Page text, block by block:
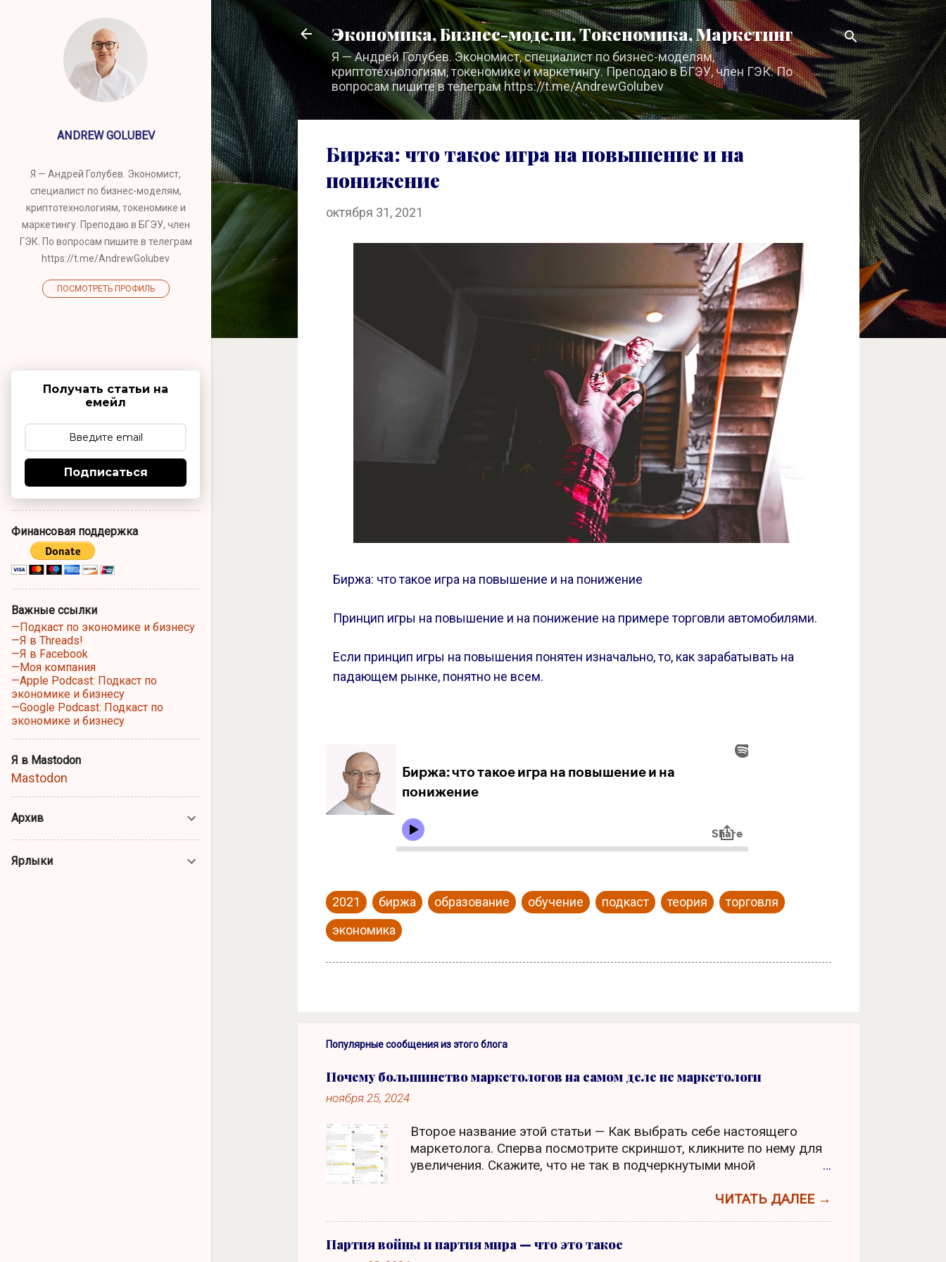
К основному контенту
Экономика, Бизнес-модели, Токеномика, Маркетинг
Я — Андрей Голубев. Экономист, специалист по бизнес-моделям,
криптотехнологиям, токеномике и маркетингу. Преподаю в БГЭУ, член ГЭК. По
вопросам пишите в телеграм https://t.me/AndrewGolubev
Биржа: что такое игра на повышение и на
понижение
октября 31, 2021
Биржа: что такое игра на повышение и на понижение
Принцип игры на повышение и на понижение на примере торговли автомобилями.
Если принцип игры на повышения понятен изначально, то, как зарабатывать на
падающем рынке, понятно не всем.
2021 биржа образование обучение подкаст теория
торговля
экономика
Популярные сообщения из этого блога
Почему большинство маркетологов на самом деле не маркетологи
ноября 25, 2024
Второе название этой статьи — Как выбрать себе настоящего
маркетолога. Сперва посмотрите скриншот, кликните по нему для
увеличения. Скажите, что не так в подчеркнутыми мной
вопрос, кто важнее для бизнеса маркетолог или продажник, а
комментарий говорит о полном непонимании, что такое маркетинг.
ЧИТАТЬ ДАЛЕЕ →
Партия войны и партия мира — что это такое
ANDREW GOLUBEV
Я — Андрей Голубев. Экономист,
специалист по бизнес-моделям,
криптотехнологиям, токеномике и
маркетингу. Преподаю в БГЭУ, член
ГЭК. По вопросам пишите в телеграм
https://t.me/AndrewGolubev
ПОСМОТРЕТЬ ПРОФИЛЬ
Получать статьи на
емейл
Подписаться
Финансовая поддержка
Важные ссылки
—Подкаст по экономике и бизнесу
—Я в Threads!
—Я в Facebook
—Моя компания
—Apple Podcast: Подкаст по
экономике и бизнесу
—Google Podcast: Подкаст по
экономике и бизнесу
Я в Mastodon
Mastodon
Архив
Ярлыки